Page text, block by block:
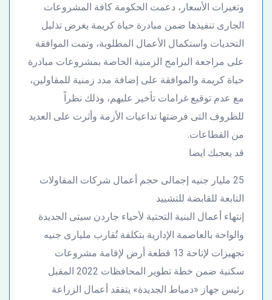
وتغيرات الأسعار، دعمت الحكومة كافة المشروعات
الجارى تنفيذها ضمن مبادرة حياة كريمة بغرض تذليل
التحديات واستكمال الأعمال المطلوبة، وتمت الموافقة
على مراجعة البرامج الزمنية الخاصة بمشروعات مبادرة
حياة كريمة والموافقة على إضافة مدد زمنية للمقاولين،
مع عدم توقيع غرامات تأخير عليهم، وذلك نظراً
للظروف التى فرضتها تداعيات الأزمة وأثرت على العديد
من القطاعات.
قد يعجبك ايضا
25 مليار جنيه إجمالى حجم أعمال شركات المقاولات
التابعة للقابضة للتشييد
إنتهاء أعمال البنية التحتية لأحياء جاردن سيتى الجديدة
والواحة بالعاصمة الإدارية بتكلفة تُقارب مليارى جنيه
تجهيزات لإتاحة 13 قطعة أرض لإقامة مشروعات
سكنية ضمن خطة تطوير المحافظات 2022 المقبل
رئيس جهاز «دمياط الجديدة» يتفقد أعمال الزراعة